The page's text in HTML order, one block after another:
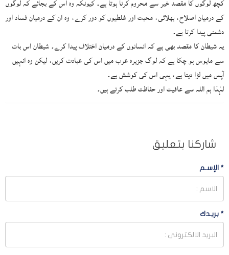
کچھ لوگوں کا مقصد خیر سے محروم کرنا ہوتا ہے۔ کیونکہ وہ اس کے بجائے کہ لوگوں
کے درمیان اصلاح، بھلائی، محبت اور غلطیوں کو دور کرے، وہ ان کے درمیان فساد اور
دشمنی پیدا کرتا ہے۔
یہ شیطان کا مقصد بھی ہے کہ انسانوں کے درمیان اختلاف پیدا کرے۔ شیطان اس بات
سے مایوس ہو چکا ہے کہ لوگ جزیرہ عرب میں اس کی عبادت کریں، لیکن وہ انہیں
آپس میں لڑا دیتا ہے، یہی اس کی کوشش ہے۔
لہٰذا ہم اللہ سے عافیت اور حفاظت طلب کرتے ہیں۔
شاركنا بتعليق
* الإسـم
* بريـدك